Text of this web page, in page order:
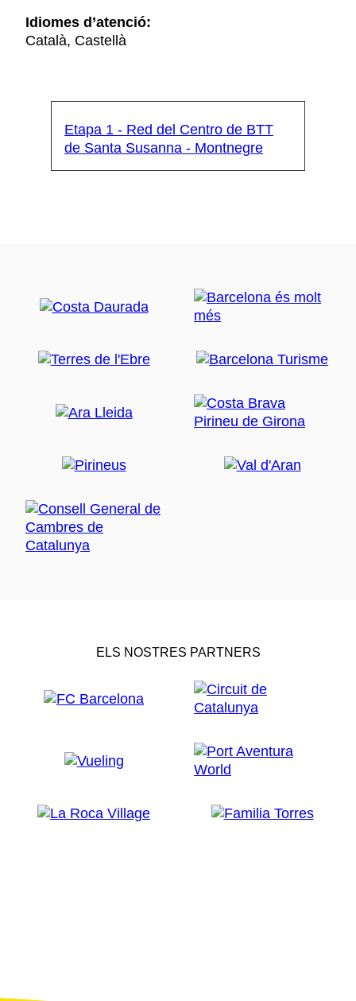
Idiomes d’atenció:
Català, Castellà
Etapa 1 - Red del Centro de BTT
de Santa Susanna - Montnegre
ELS NOSTRES PARTNERS